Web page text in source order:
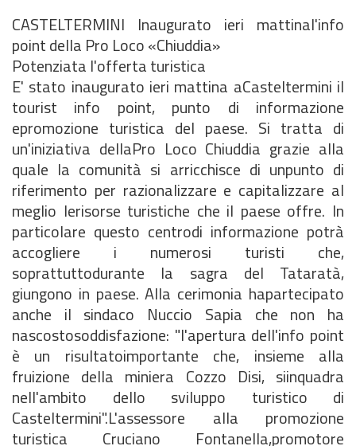
CASTELTERMINI Inaugurato ieri mattinal'info
point della Pro Loco «Chiuddia»
Potenziata l'offerta turistica
E' stato inaugurato ieri mattina aCasteltermini il
tourist info point, punto di informazione
epromozione turistica del paese. Si tratta di
un'iniziativa dellaPro Loco Chiuddia grazie alla
quale la comunità si arricchisce di unpunto di
riferimento per razionalizzare e capitalizzare al
meglio lerisorse turistiche che il paese offre. In
particolare questo centrodi informazione potrà
accogliere i numerosi turisti che,
soprattuttodurante la sagra del Tataratà,
giungono in paese. Alla cerimonia hapartecipato
anche il sindaco Nuccio Sapia che non ha
nascostosoddisfazione: "l'apertura dell'info point
è un risultatoimportante che, insieme alla
fruizione della miniera Cozzo Disi, siinquadra
nell'ambito dello sviluppo turistico di
Casteltermini".L'assessore alla promozione
turistica Cruciano Fontanella,promotore